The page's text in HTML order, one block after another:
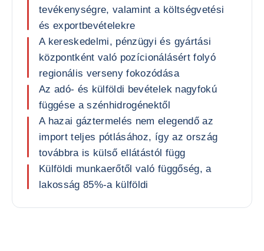
tevékenységre, valamint a költségvetési
és exportbevételekre
A kereskedelmi, pénzügyi és gyártási
központként való pozícionálásért folyó
regionális verseny fokozódása
Az adó- és külföldi bevételek nagyfokú
függése a szénhidrogénektől
A hazai gáztermelés nem elegendő az
import teljes pótlásához, így az ország
továbbra is külső ellátástól függ
Külföldi munkaerőtől való függőség, a
lakosság 85%-a külföldi